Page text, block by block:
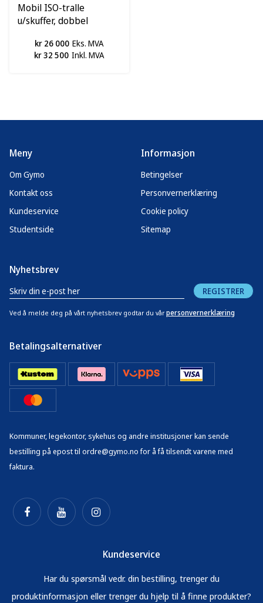
Mobil ISO-tralle
u/skuffer, dobbel
kr 26 000 Eks. MVA
kr 32 500 Inkl. MVA
Meny
Om Gymo
Kontakt oss
Kundeservice
Studentside
Informasjon
Betingelser
Personvernerklæring
Cookie policy
Sitemap
Nyhetsbrev
REGISTRER
Ved å melde deg på vårt nyhetsbrev godtar du vår personvernerklæring
Betalingsalternativer
Kommuner, legekontor, sykehus og andre institusjoner kan sende
bestilling på epost til ordre@gymo.no for å få tilsendt varene med
faktura.
Kundeservice
Har du spørsmål vedr. din bestilling, trenger du
produktinformasjon eller trenger du hjelp til å finne produkter?